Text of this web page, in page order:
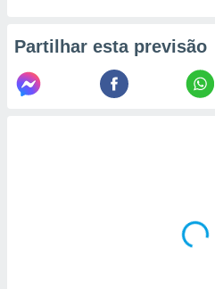
Partilhar esta previsão